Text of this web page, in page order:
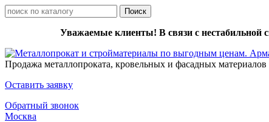
Уважаемые клиенты! В связи с нестабильной
Продажа металлопроката, кровельных и фасадных материалов
Оставить заявку
Обратный звонок
Москва